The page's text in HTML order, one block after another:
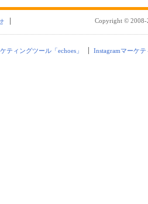
Copyright © 2008-
ティングツール「echoes」 Instagramマーケテ